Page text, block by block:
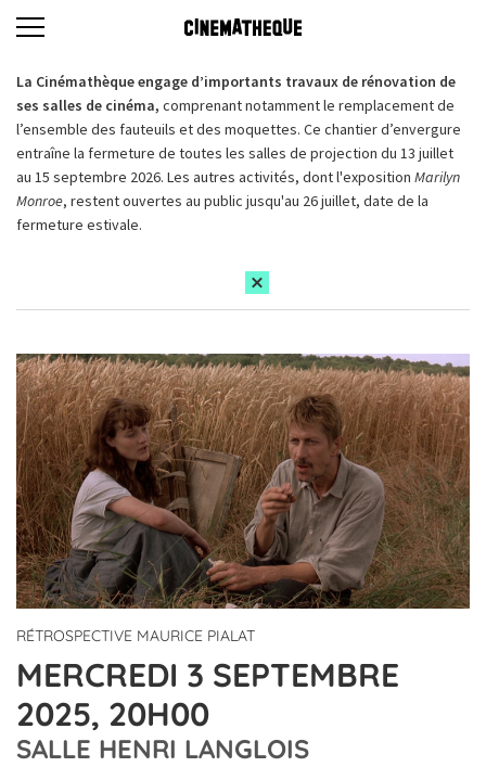
La Cinémathèque engage d’importants travaux de rénovation de
ses salles de cinéma, comprenant notamment le remplacement de
l’ensemble des fauteuils et des moquettes. Ce chantier d’envergure
entraîne la fermeture de toutes les salles de projection du 13 juillet
au 15 septembre 2026. Les autres activités, dont l'exposition Marilyn
Monroe, restent ouvertes au public jusqu'au 26 juillet, date de la
fermeture estivale.
RÉTROSPECTIVE MAURICE PIALAT
MERCREDI 3 SEPTEMBRE
2025, 20H00
SALLE HENRI LANGLOIS